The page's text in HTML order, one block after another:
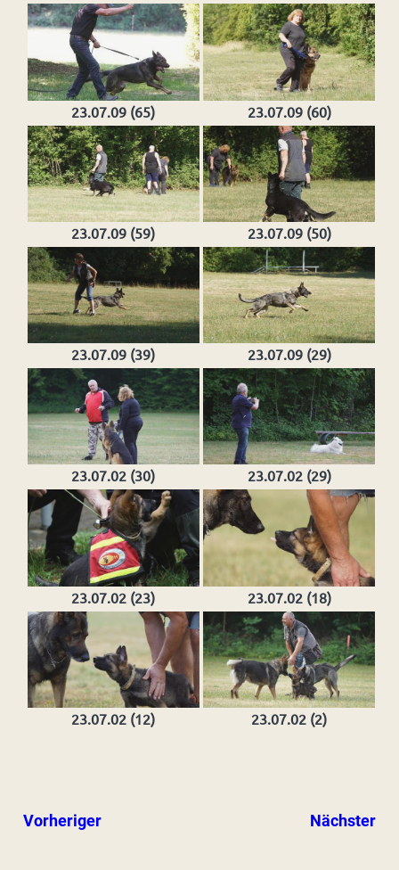
23.07.09 (65) 23.07.09 (60)
23.07.09 (59) 23.07.09 (50)
23.07.09 (39) 23.07.09 (29)
23.07.02 (30) 23.07.02 (29)
23.07.02 (23) 23.07.02 (18)
23.07.02 (12) 23.07.02 (2)
Vorheriger Nächster